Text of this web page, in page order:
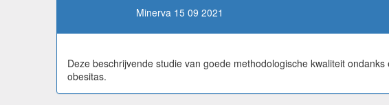
Minerva 15 09 2021
Deze beschrijvende studie van goede methodologische kwaliteit
obesitas.